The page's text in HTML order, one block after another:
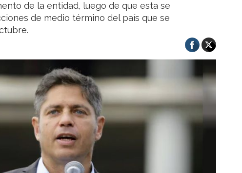
de la entidad, luego de que esta se
de medio término del país que se